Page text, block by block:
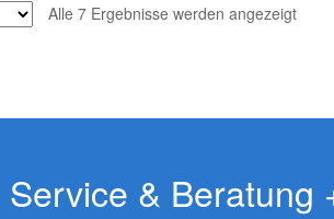
Alle 7 Ergebnisse werden angezeigt
Service & Beratung